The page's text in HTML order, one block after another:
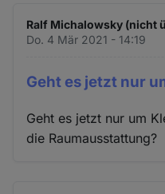
Ralf Michalowsky (nicht
Do. 4 Mär 2021 - 14:19
Geht es jetzt nur
Geht es jetzt nur um
die Raumausstattung?